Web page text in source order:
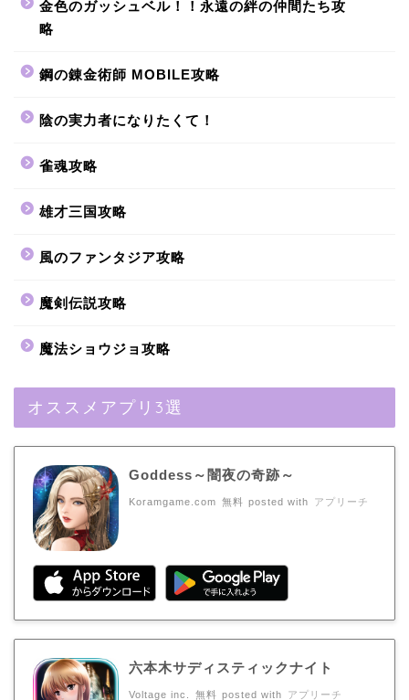
金色のガッシュベル！！永遠の絆の仲間たち攻
略
鋼の錬金術師 MOBILE攻略
陰の実力者になりたくて！
雀魂攻略
雄才三国攻略
風のファンタジア攻略
魔剣伝説攻略
魔法ショウジョ攻略
オススメアプリ3選
Goddess～闇夜の奇跡～
Koramgame.com 無料 posted with アプリーチ
六本木サディスティックナイト
Voltage inc. 無料 posted with アプリーチ